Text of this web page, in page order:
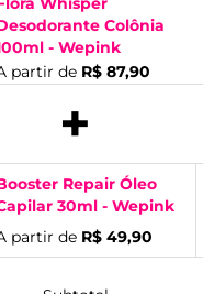
Colônia
- Wepink
partir de R$ 87,90
+
Repair Óleo
30ml - Wepink
partir de R$ 49,90